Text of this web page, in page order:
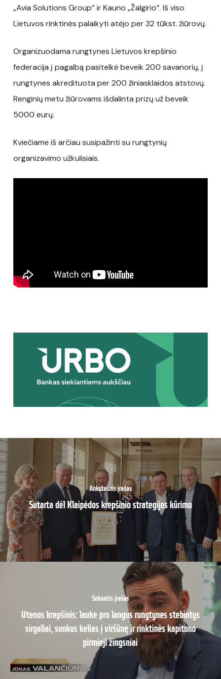
„Avia Solutions Group“ ir Kauno „Žalgirio“. Iš viso
Lietuvos rinktinės palaikyti atėjo per 32 tūkst. žiūrovų.
Organizuodama rungtynes Lietuvos krepšinio
federacija į pagalbą pasitelkė beveik 200 savanorių, į
rungtynes akredituota per 200 žiniasklaidos atstovų.
Renginių metu žiūrovams išdalinta prizų už beveik
5000 eurų.
Kviečiame iš arčiau susipažinti su rungtynių
organizavimo užkulisiais.
Ankstesnis įrašas
Sutarta dėl Klaipėdos krepšinio strategijos kūrimo
Sekantis įrašas
Utenos krepšinis: lauke pro langus rungtynes stebintys
sirgaliai, sunkus kelias į viršūnę ir rinktinės kapitono
pirmieji žingsniai